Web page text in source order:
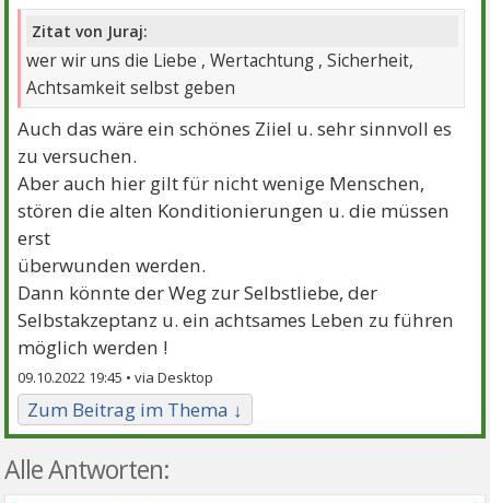
Zitat von Juraj:
wer wir uns die Liebe , Wertachtung , Sicherheit,
Achtsamkeit selbst geben
Auch das wäre ein schönes Ziiel u. sehr sinnvoll es
zu versuchen.
Aber auch hier gilt für nicht wenige Menschen,
stören die alten Konditionierungen u. die müssen
erst
überwunden werden.
Dann könnte der Weg zur Selbstliebe, der
Selbstakzeptanz u. ein achtsames Leben zu führen
möglich werden !
09.10.2022 19:45 •
Zum Beitrag im Thema ↓
Alle Antworten: